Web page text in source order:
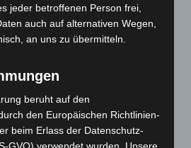
Brandursache muss noch
der Kriminalpolizei
am Samstagabend
in der Wohnung eines
der Comeniusstraße in Linden-
Rauch im Treppenhaus
jeder betroffenen Person frei,
auch auf alternativen Wegen,
an uns zu übermitteln.
beruht auf den
den Europäischen Richtlinien-
beim Erlass der Datenschutz-
GVO) verwendet wurden. Unsere